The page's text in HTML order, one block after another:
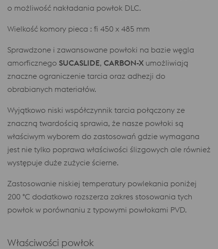
o możliwość nakładania powłok DLC.
Wielkość komory pieca : fi 450 x 485 mm
Sprawdzone i zawansowane powłoki na bazie węgla
amorficznego SUCASLIDE, CARBON-X umożliwiają
znaczne ograniczenie tarcia oraz adhezji do
obrabianych materiałów.
Wyjątkowo niski współczynnik tarcia połączony ze
znaczną twardością sprawia, że nasze powłoki są
właściwym wyborem do zastosowań gdzie wymagana
jest nie tylko poprawa właściwości ślizgowych ale również
występuje duże zużycie ścierne.
Zastosowanie niskiej temperatury powlekania poniżej
200 °C dodatkowo rozszerza zakres stosowania tych
powłok w porównaniu z typowymi powłokami PVD.
Właściwości powłok